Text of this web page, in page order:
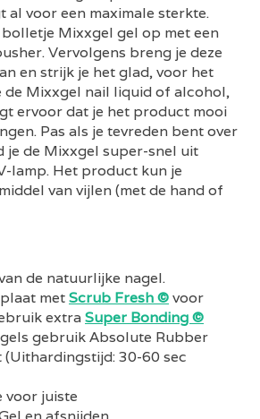
al voor een maximale sterkte.
bolletje Mixxgel gel op met een
Vervolgens breng je deze
en strijk je het glad, voor het
de Mixxgel nail liquid of alcohol,
ervoor dat je het product mooi
Pas als je tevreden bent over
je de Mixxgel super-snel uit
lamp. Het product kun je
van vijlen (met de hand of
de natuurlijke nagel.
metScrub Fresh ©voor
extraSuper Bonding ©
gebruik Absolute Rubber
(Uithardingstijd: 30-60 sec
voor juiste